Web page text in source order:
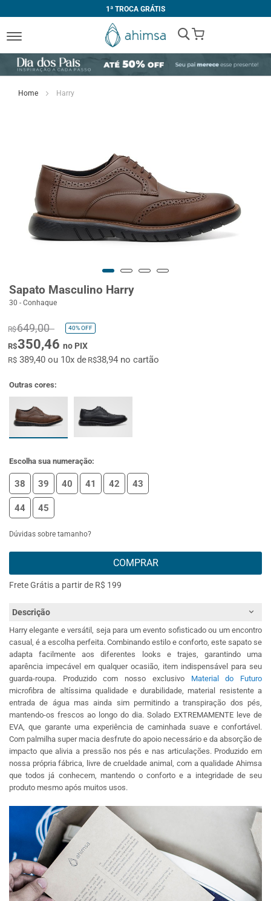
1ª TROCA GRÁTIS
My Cart
Home Harry
Sapato Masculino Harry
30 - Conhaque
R$649,00 40%OFF
R$350,46 no PIX
R$ 389,40 ou 10x deR$38,94 no cartão
Outras cores:
Escolha sua numeração:
38 39 40 41 42 43
44 45
Dúvidas sobre tamanho?
COMPRAR
Frete Grátis a partir de R$ 199
Descrição
Harry elegante e versátil, seja para um evento sofisticado ou um encontro
casual, é a escolha perfeita. Combinando estilo e conforto, este sapato se
adapta facilmente aos diferentes looks e trajes, garantindo uma
aparência impecável em qualquer ocasião, item indispensável para seu
guarda-roupa. Produzido com nosso exclusivo Material do Futuro
microfibra de altíssima qualidade e durabilidade, material resistente a
entrada de água mas ainda sim permitindo a transpiração dos pés,
mantendo-os frescos ao longo do dia. Solado EXTREMAMENTE leve de
EVA, que garante uma experiência de caminhada suave e confortável.
Com palmilha super macia desfrute do apoio necessário e da absorção de
impacto que alivia a pressão nos pés e nas articulações. Produzido em
nossa própria fábrica, livre de crueldade animal, com a qualidade Ahimsa
que todos já conhecem, mantendo o conforto e a integridade de seu
produto mesmo após muitos usos.